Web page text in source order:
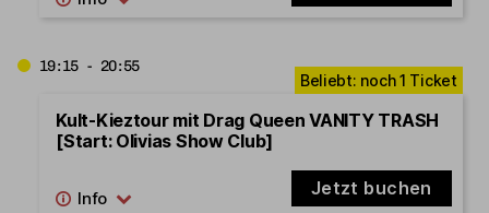
19:15 - 20:55
Kult-Kieztour mit Drag Queen VANITY TRASH
[Start: Olivias Show Club]
Jetzt buchen